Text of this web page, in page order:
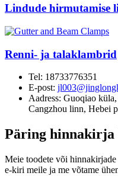
Lindude hirmutamise
Renni- ja talaklambrid
Tel: 18733776351
E-post:
Aadress: Guoqiao
Cangzhou linn, Hebei
Päring hinnakirja
Meie toodete või hinnakirjade
e-kiri meile ja me võtame